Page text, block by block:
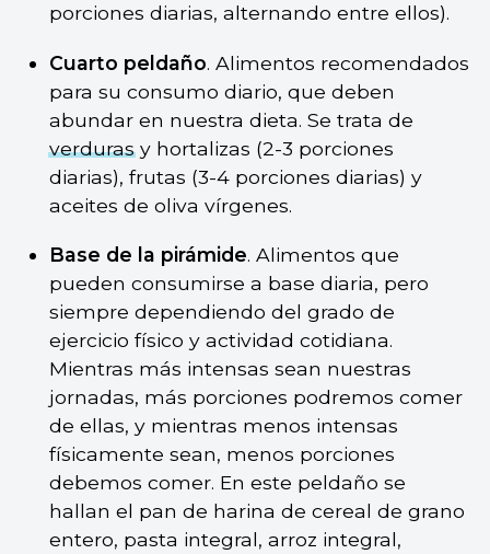
porciones diarias, alternando entre ellos).
Cuarto peldaño. Alimentos recomendados
para su consumo diario, que deben
abundar en nuestra dieta. Se trata de
verdurasy hortalizas (2-3 porciones
diarias), frutas (3-4 porciones diarias) y
aceites de oliva vírgenes.
Base de la pirámide. Alimentos que
pueden consumirse a base diaria, pero
siempre dependiendo del grado de
ejercicio físico y actividad cotidiana.
Mientras más intensas sean nuestras
jornadas, más porciones podremos comer
de ellas, y mientras menos intensas
físicamente sean, menos porciones
debemos comer. En este peldaño se
hallan el pan de harina de cereal de grano
entero, pasta integral, arroz integral,